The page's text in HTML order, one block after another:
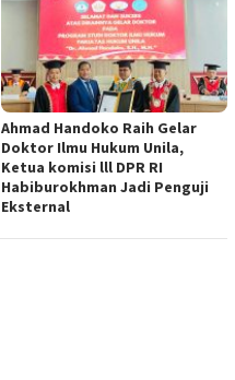
Ahmad Handoko Raih Gelar
Doktor Ilmu Hukum Unila,
Ketua komisi lll DPR RI
Habiburokhman Jadi Penguji
Eksternal